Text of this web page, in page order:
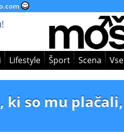
Lifestyle Šport Scena
ki so mu